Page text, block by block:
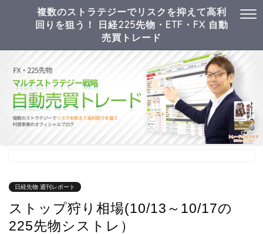
複数のストラテジーでリスクを抑えて高利
回りを狙う！ 日経225先物・ETF・FX 自動
売買トレード
日経先物 週刊レポート
ストップ狩り相場(10/13～10/17の
225先物シストレ）